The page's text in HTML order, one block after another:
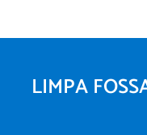
LIMPA